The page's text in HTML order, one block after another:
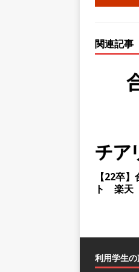
関連記事
【22卒
ト 楽天
利用学生